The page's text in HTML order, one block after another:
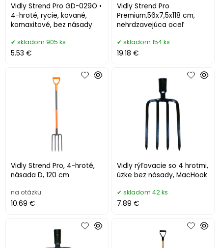
Vidly Strend Pro GD-029O •
4-hroté, rycie, kované,
komaxitové, bez násady
skladom 905 ks
5.53 €
Vidly Strend Pro
Premium,56x7,5x118 cm,
nehrdzavejúca oceľ
skladom 154 ks
19.18 €
Vidly Strend Pro, 4-hroté,
násada D, 120 cm
na otázku
10.69 €
Vidly rýľovacie so 4 hrotmi,
úzke bez násady, MacHook
skladom 42 ks
7.89 €